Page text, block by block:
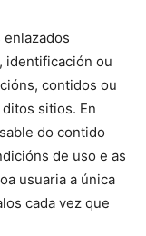
identificación ou
contidos ou
sitios. En
do contido
de uso e as
usuaria a única
cada vez que